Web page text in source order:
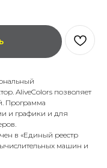
AliveColors позволяет
Программа
и графики и для
в «Единый реестр
машин и